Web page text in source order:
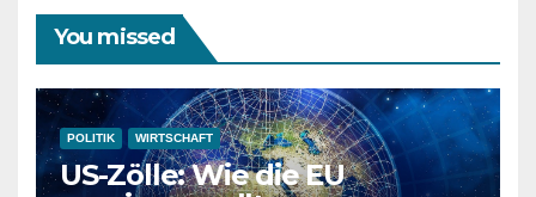
You missed
POLITIK WIRTSCHAFT
US-Zölle: Wie die EU